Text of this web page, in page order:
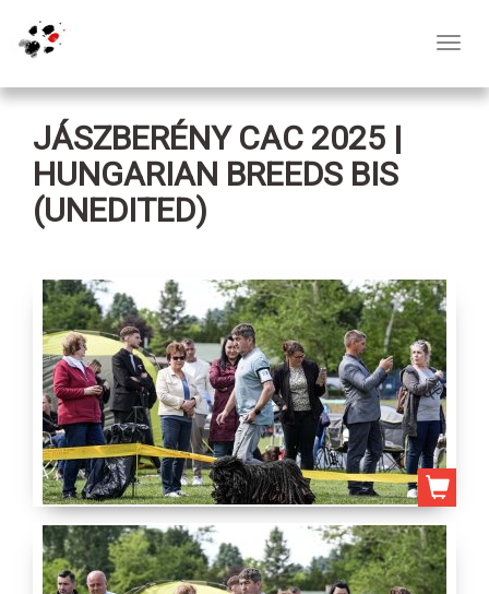
JÁSZBERÉNY CAC 2025 |
HUNGARIAN BREEDS BIS
(UNEDITED)